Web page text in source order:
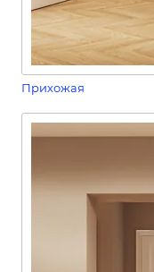
Прихожая